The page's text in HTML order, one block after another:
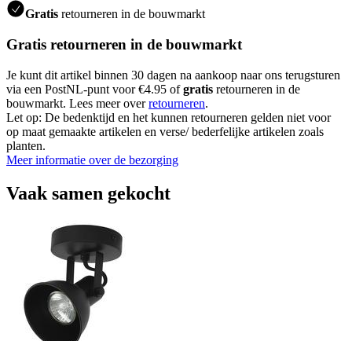
Gratis retourneren in de bouwmarkt
Gratis retourneren in de bouwmarkt
Je kunt dit artikel binnen 30 dagen na aankoop naar ons terugsturen
via een PostNL-punt voor €4.95 ofgratis retourneren in de
bouwmarkt. Lees meer overretourneren.
Let op: De bedenktijd en het kunnen retourneren gelden niet voor
op maat gemaakte artikelen en verse/ bederfelijke artikelen zoals
planten.
Meer informatie over de bezorging
Vaak samen gekocht